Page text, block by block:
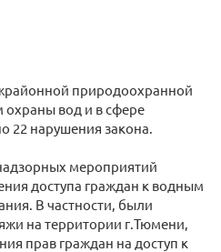
природоохранной
охраны вод и в сфере
22 нарушения закона.
мероприятий
доступа граждан к водным
В частности, были
на территории г.Тюмени,
прав граждан на доступ к